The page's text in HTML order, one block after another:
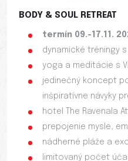
BODY & SOUL RETREAT
termín 09.-17.11.
dynamické tréningy s
yoga a meditácie s
jedinečný koncept
inšpiratívne návyky
hotel The Ravenala
prepojenie mysle,
nádherné pláže a
limitovaný počet